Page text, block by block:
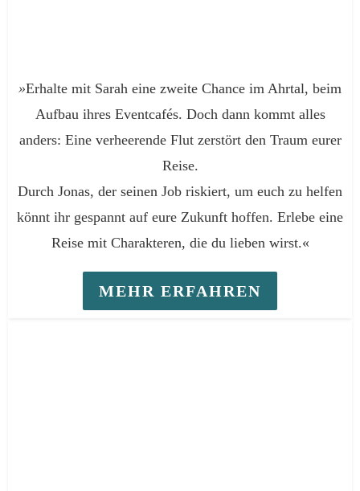
»Erhalte mit Sarah eine zweite Chance im Ahrtal, beim
Aufbau ihres Eventcafés. Doch dann kommt alles
anders: Eine verheerende Flut zerstört den Traum eurer
Reise.
Durch Jonas, der seinen Job riskiert, um euch zu helfen
könnt ihr gespannt auf eure Zukunft hoffen. Erlebe eine
Reise mit Charakteren, die du lieben wirst.«
MEHR ERFAHREN